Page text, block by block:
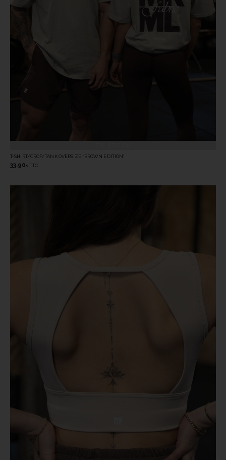
T-SHIRT/CROP/TANK OVERSIZE “BROWN EDITION”
33.90 € TTC